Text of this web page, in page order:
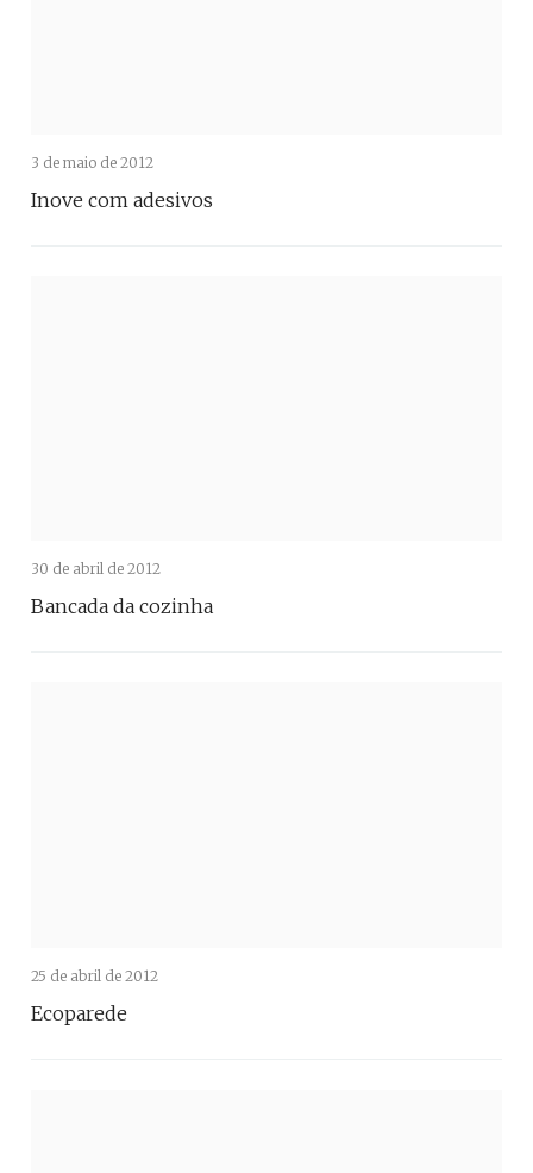
3 de maio de 2012
Inove com adesivos
30 de abril de 2012
Bancada da cozinha
25 de abril de 2012
Ecoparede